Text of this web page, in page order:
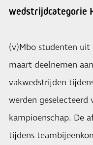
wedstrijdcategorie
(v)Mbo studenten uit
maart deelnemen
vakwedstrijden
werden geselecteerd
kampioenschap. De
tijdens